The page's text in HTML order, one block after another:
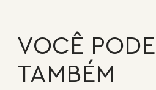
VOCÊ PODE
TAMBÉM